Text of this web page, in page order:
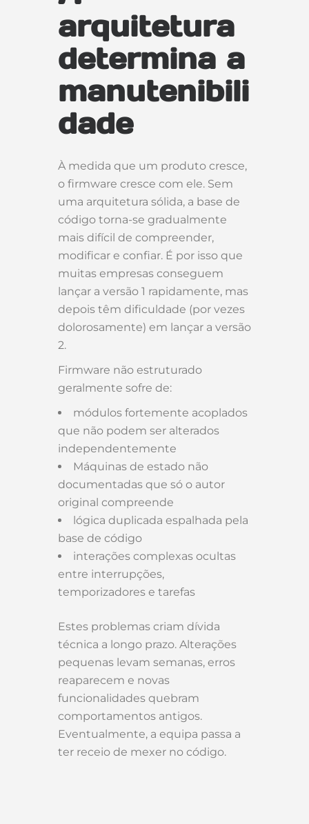
arquitetura
determina a
manutenibili
dade
À medida que um produto cresce,
o firmware cresce com ele. Sem
uma arquitetura sólida, a base de
código torna-se gradualmente
mais difícil de compreender,
modificar e confiar. É por isso que
muitas empresas conseguem
lançar a versão 1 rapidamente, mas
depois têm dificuldade (por vezes
dolorosamente) em lançar a versão
2.
Firmware não estruturado
geralmente sofre de:
módulos fortemente acoplados
que não podem ser alterados
independentemente
Máquinas de estado não
documentadas que só o autor
original compreende
lógica duplicada espalhada pela
base de código
interações complexas ocultas
entre interrupções,
temporizadores e tarefas
Estes problemas criam dívida
técnica a longo prazo. Alterações
pequenas levam semanas, erros
reaparecem e novas
funcionalidades quebram
comportamentos antigos.
Eventualmente, a equipa passa a
ter receio de mexer no código.